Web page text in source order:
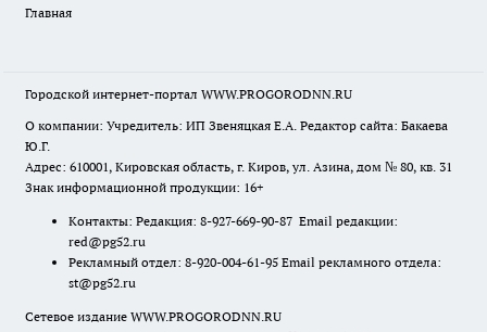
Главная
Городской интернет-портал WWW.PROGORODNN.RU
О компании: Учредитель: ИП Звеняцкая Е.А. Редактор сайта: Бакаева
Ю.Г.
Адрес: 610001, Кировская область, г. Киров, ул. Азина, дом № 80, кв. 31
Знак информационной продукции: 16+
Контакты: Редакция: 8-927-669-90-87 Email редакции:
red@pg52.ru
Рекламный отдел: 8-920-004-61-95 Email рекламного отдела:
st@pg52.ru
Сетевое издание WWW.PROGORODNN.RU